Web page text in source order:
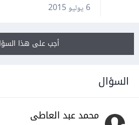
6 يوليو 2015
أجب على هذا
السؤال
محمد عبد العاطى